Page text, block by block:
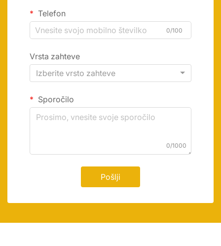
Telefon
0/100
Vrsta zahteve
Izberite vrsto zahteve
Sporočilo
0/1000
Pošlji